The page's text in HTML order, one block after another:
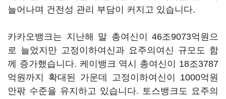
늘어나며 건전성 관리 부담이 커지고 있습니다.
카카오뱅크는 지난해 말 총여신이 46조9073억원으
로 늘었지만 고정이하여신과 요주의여신 규모도 함
께 증가했습니다. 케이뱅크 역시 총여신이 18조3787
억원까지 확대된 가운데 고정이하여신이 1000억원
안팎 수준을 유지하고 있습니다. 토스뱅크도 요주의